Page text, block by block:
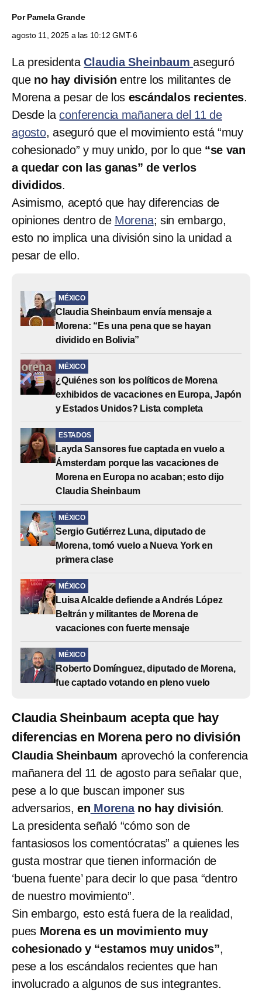
PorPamela Grande
agosto 11, 2025 a las 10:12 GMT-6
La presidenta Claudia Sheinbaum aseguró
que no hay división entre los militantes de
Morena a pesar de los escándalos recientes.
Desde laconferencia mañanera del 11 de
agosto, aseguró que el movimiento está “muy
cohesionado” y muy unido, por lo que “se van
a quedar con las ganas” de verlos
divididos.
Asimismo, aceptó que hay diferencias de
opiniones dentro de Morena; sin embargo,
esto no implica una división sino la unidad a
pesar de ello.
MÉXICO
Claudia Sheinbaum envía mensaje a
Morena: “Es una pena que se hayan
dividido en Bolivia”
MÉXICO
¿Quiénes son los políticos de Morena
exhibidos de vacaciones en Europa, Japón
y Estados Unidos? Lista completa
ESTADOS
Layda Sansores fue captada en vuelo a
Ámsterdam porque las vacaciones de
Morena en Europa no acaban; esto dijo
Claudia Sheinbaum
MÉXICO
Sergio Gutiérrez Luna, diputado de
Morena, tomó vuelo a Nueva York en
primera clase
MÉXICO
Luisa Alcalde defiende a Andrés López
Beltrán y militantes de Morena de
vacaciones con fuerte mensaje
MÉXICO
Roberto Domínguez, diputado de Morena,
fue captado votando en pleno vuelo
Claudia Sheinbaum acepta que hay
diferencias en Morena pero no división
Claudia Sheinbaum aprovechó la conferencia
mañanera del 11 de agosto para señalar que,
pese a lo que buscan imponer sus
adversarios,en Morenano hay división.
La presidenta señaló “cómo son de
fantasiosos los comentócratas” a quienes les
gusta mostrar que tienen información de
‘buena fuente’ para decir lo que pasa “dentro
de nuestro movimiento”.
Sin embargo, esto está fuera de la realidad,
pues Morena es un movimiento muy
cohesionado y “estamos muy unidos”,
pese a los escándalos recientes que han
involucrado a algunos de sus integrantes.